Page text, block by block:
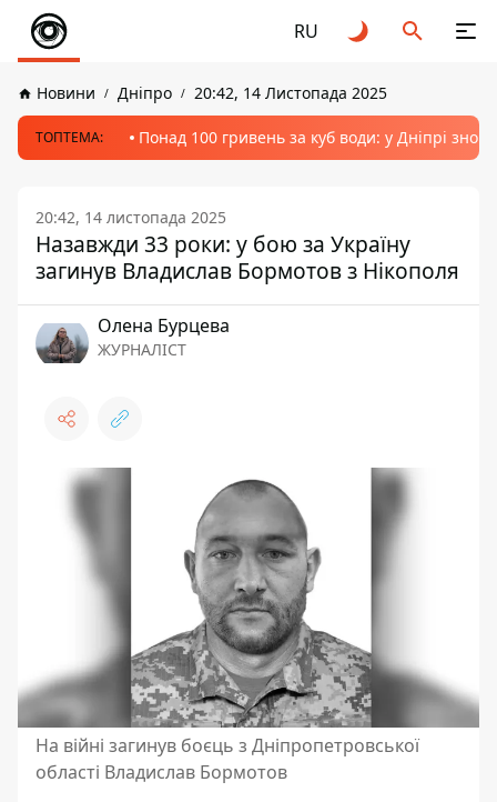
RU
Новини Дніпро 20:42, 14 Листопада 2025
ТОПТЕМА: Понад 100 гривень за куб води: у Дніпрі
20:42, 14 листопада 2025
Назавжди 33 роки: у бою за Україну
загинув Владислав Бормотов з Нікополя
Олена Бурцева
ЖУРНАЛІСТ
На війні загинув боєць з Дніпропетровської
області Владислав Бормотов